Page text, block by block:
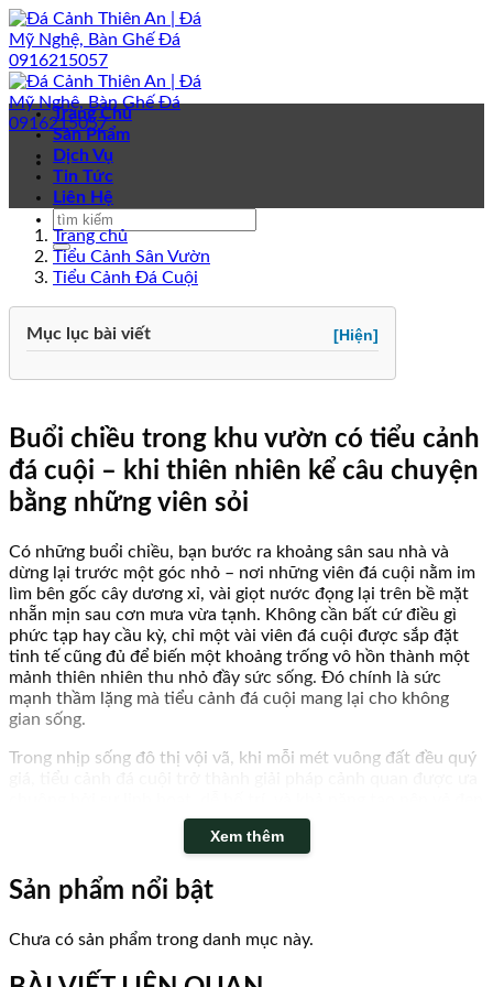
Bỏ
qua
nội
dung
Trang Chủ
Sản Phẩm
Dịch Vụ
Tin Tức
Liên Hệ
Trang chủ
Tiểu Cảnh Sân Vườn
Tiểu Cảnh Đá Cuội
Mục lục bài viết [Hiện]
Buổi chiều trong khu vườn có tiểu cảnh
đá cuội – khi thiên nhiên kể câu chuyện
bằng những viên sỏi
Có những buổi chiều, bạn bước ra khoảng sân sau nhà và
dừng lại trước một góc nhỏ – nơi những viên đá cuội nằm im
lìm bên gốc cây dương xỉ, vài giọt nước đọng lại trên bề mặt
nhẵn mịn sau cơn mưa vừa tạnh. Không cần bất cứ điều gì
phức tạp hay cầu kỳ, chỉ một vài viên đá cuội được sắp đặt
tinh tế cũng đủ để biến một khoảng trống vô hồn thành một
mảnh thiên nhiên thu nhỏ đầy sức sống. Đó chính là sức
mạnh thầm lặng mà tiểu cảnh đá cuội mang lại cho không
gian sống.
Trong nhịp sống đô thị vội vã, khi mỗi mét vuông đất đều quý
tự nhiên mà không đòi hỏi quá nhiều diện tích hay chi phí bảo
dưỡng. Từ những khu biệt thự rộng lớn đến ban công chung
cảnh đá cuội luôn tìm được chỗ đứng riêng của mình.
Xem thêm
Sản phẩm nổi bật
Chưa có sản phẩm trong danh mục này.